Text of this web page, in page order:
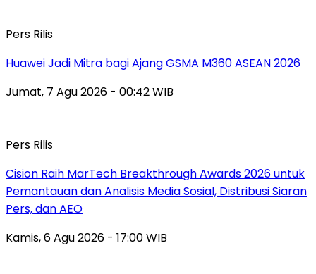
Pers Rilis
Huawei Jadi Mitra bagi Ajang GSMA M360 ASEAN 2026
Jumat, 7 Agu 2026 - 00:42 WIB
Pers Rilis
Cision Raih MarTech Breakthrough Awards 2026 untuk
Pemantauan dan Analisis Media Sosial, Distribusi Siaran
Pers, dan AEO
Kamis, 6 Agu 2026 - 17:00 WIB